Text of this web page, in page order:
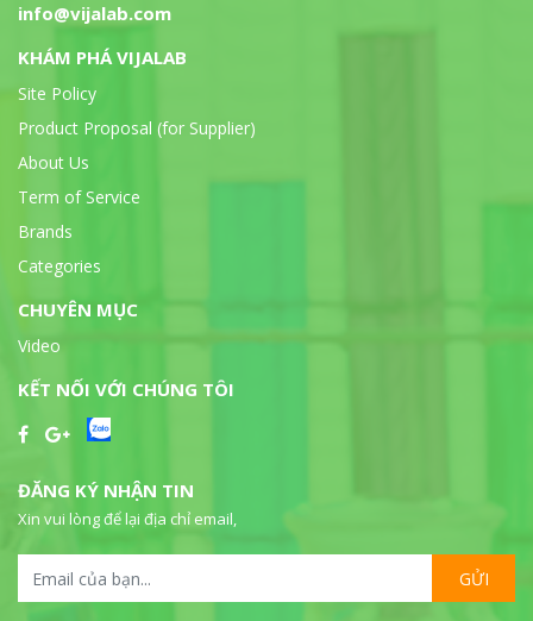
info@vijalab.com
KHÁM PHÁ VIJALAB
Site Policy
Product Proposal (for Supplier)
About Us
Term of Service
Brands
Categories
CHUYÊN MỤC
Video
KẾT NỐI VỚI CHÚNG TÔI
ĐĂNG KÝ NHẬN TIN
Xin vui lòng để lại địa chỉ email,
GỬI